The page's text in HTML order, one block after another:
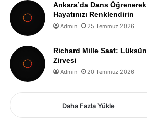
Ankara’da Dans Öğrenerek
Hayatınızı Renklendirin
Admin 25 Temmuz 2026
Richard Mille Saat: Lüksün
Zirvesi
Admin 20 Temmuz 2026
Daha Fazla Yükle